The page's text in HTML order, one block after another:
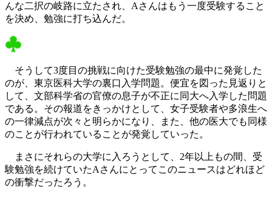
んな二択の岐路に立たされ、Aさんはもう一度受験すること
を決め、勉強に打ち込んだ。
そうして3度目の挑戦に向けた受験勉強の最中に発覚した
のが、東京医科大学の裏口入学問題。便宜を図った見返りと
して、文部科学省の官僚の息子が不正に同大へ入学した問題
である。その報道をきっかけとして、女子受験者や多浪生へ
の一律減点が次々と明らかになり、また、他の医大でも同様
のことが行われていることが発覚していった。
まさにそれらの大学に入ろうとして、2年以上もの間、受
験勉強を続けていたAさんにとってこのニュースはどれほど
の衝撃だったろう。